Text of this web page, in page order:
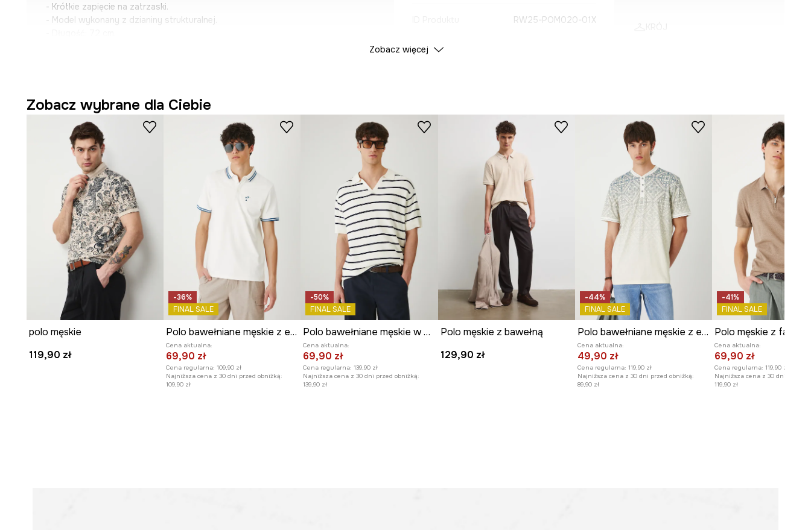
- Krótkie zapięcie na zatrzaski.
- Model wykonany z dzianiny strukturalnej.
RW25-POM020-01X
Producent
Zobacz więcej
Zobacz wybrane dla Ciebie
polo męskie
119,90 zł
-36%
FINAL SALE
Polo bawełniane męskie z elastanem z dzianiny strukturalnej kolor beżowy
Cena aktualna:
69,90 zł
Cena regularna: 109,90 zł
Najniższa cena z 30 dni przed obniżką:
109,90 zł
-50%
FINAL SALE
Polo bawełniane męskie w pasy kolor beżowy
Cena aktualna:
69,90 zł
Cena regularna: 139,90 zł
Najniższa cena z 30 dni przed obniżką:
139,90 zł
Polo męskie z bawełną
129,90 zł
-44%
FINAL SALE
Polo bawełniane męskie z elastanem wzorzyste
Cena aktualna:
49,90 zł
Cena regularna: 119,90 zł
Najniższa cena z 30 dni przed obniżką:
89,90 zł
-41%
FINAL SALE
Cena aktualna:
69,90 zł
Cena regularna: 119,90 zł
Najniższa cena z 30 dni przed
119,90 zł